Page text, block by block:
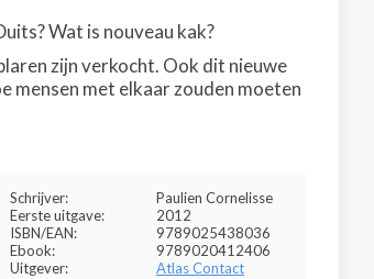
Wat is nouveau kak?
zijn verkocht. Ook dit nieuwe
mensen met elkaar zouden moeten
Schrijver:
Paulien Cornelisse
Eerste uitgave:
2012
ISBN/EAN:
9789025438036
Ebook:
9789020412406
Uitgever:
Atlas Contact